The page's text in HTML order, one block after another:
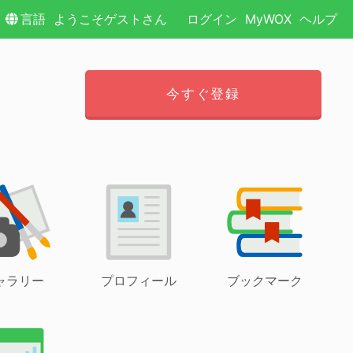
言語 ようこそゲストさん ログイン MyWOX ヘルプ
今すぐ登録
ラリー プロフィール ブックマーク